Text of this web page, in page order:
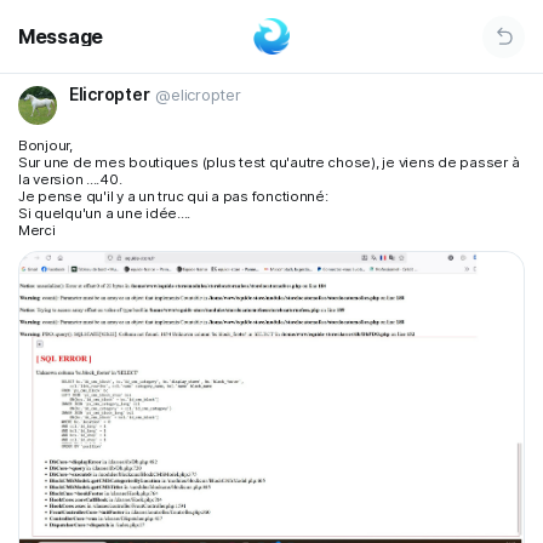
Message
Elicropter @elicropter
Bonjour,
Sur une de mes boutiques (plus test qu'autre chose), je viens de passer à
la version ....40.
Je pense qu'il y a un truc qui a pas fonctionné:
Si quelqu'un a une idée....
Merci